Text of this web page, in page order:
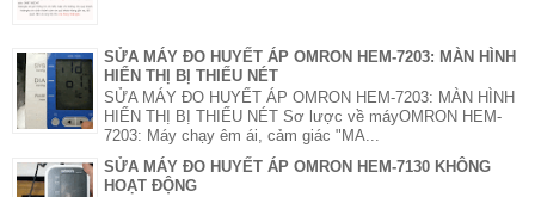
SỬA MÁY ĐO HUYẾT ÁP OMRON HEM-7203: MÀN HÌNH
HIỂN THỊ BỊ THIẾU NÉT
SỬA MÁY ĐO HUYẾT ÁP OMRON HEM-7203: MÀN HÌNH
HIỂN THỊ BỊ THIẾU NÉT Sơ lược về máyOMRON HEM-
7203: Máy chạy êm ái, cảm giác "MA...
SỬA MÁY ĐO HUYẾT ÁP OMRON HEM-7130 KHÔNG
HOẠT ĐỘNG